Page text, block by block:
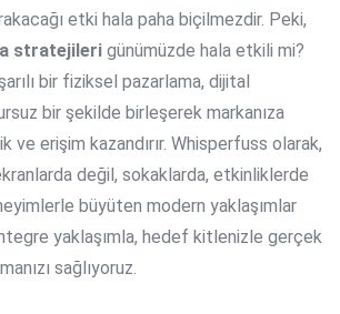
etki hala paha biçilmezdir. Peki,
stratejileri günümüzde hala etkili mi?
bir fiziksel pazarlama, dijital
bir şekilde birleşerek markanıza
ve erişim kazandırır. Whisperfuss olarak,
değil, sokaklarda, etkinliklerde
büyüten modern yaklaşımlar
yaklaşımla, hedef kitlenizle gerçek
sağlıyoruz.